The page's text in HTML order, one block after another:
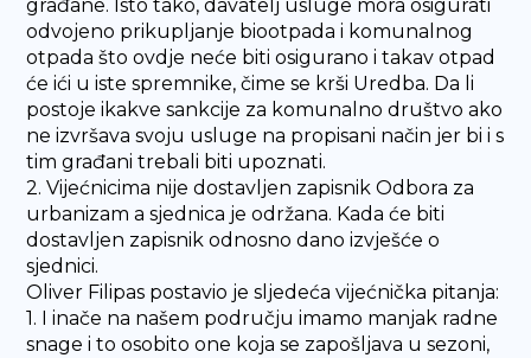
građane. Isto tako, davatelj usluge mora osigurati
odvojeno prikupljanje biootpada i komunalnog
otpada što ovdje neće biti osigurano i takav otpad
će ići u iste spremnike, čime se krši Uredba. Da li
postoje ikakve sankcije za komunalno društvo ako
ne izvršava svoju usluge na propisani način jer bi i s
tim građani trebali biti upoznati.
2. Vijećnicima nije dostavljen zapisnik Odbora za
urbanizam a sjednica je održana. Kada će biti
dostavljen zapisnik odnosno dano izvješće o
sjednici.
Oliver Filipas postavio je sljedeća vijećnička pitanja:
1. I inače na našem području imamo manjak radne
snage i to osobito one koja se zapošljava u sezoni,